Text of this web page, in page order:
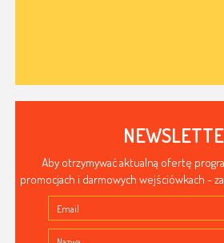
Aby otrzymywać aktualną ofertę
promocjach i darmowych wejściówkach -